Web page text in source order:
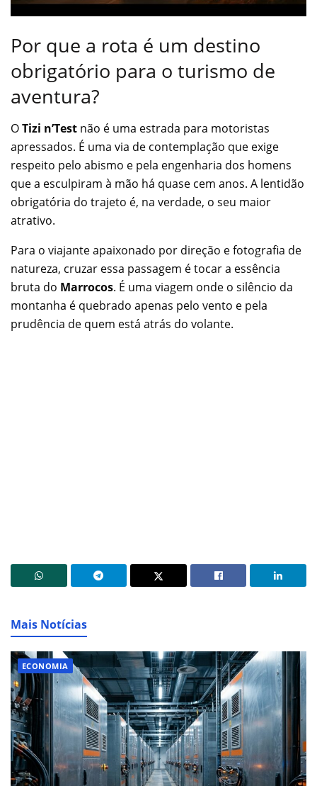
Por que a rota é um destino
obrigatório para o turismo de
aventura?
OTizi n’Test não é uma estrada para motoristas
apressados. É uma via de contemplação que exige
respeito pelo abismo e pela engenharia dos homens
que a esculpiram à mão há quase cem anos. A lentidão
obrigatória do trajeto é, na verdade, o seu maior
atrativo.
Para o viajante apaixonado por direção e fotografia de
natureza, cruzar essa passagem é tocar a essência
bruta do Marrocos. É uma viagem onde o silêncio da
montanha é quebrado apenas pelo vento e pela
prudência de quem está atrás do volante.
Mais Notícias
ECONOMIA